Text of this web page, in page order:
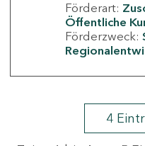
Förderart:
Öffentliche
Förderzweck:
4